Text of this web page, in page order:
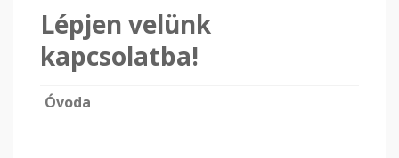
Lépjen velünk
kapcsolatba!
Óvoda